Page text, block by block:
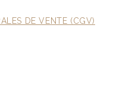
DE VENTE (CGV)